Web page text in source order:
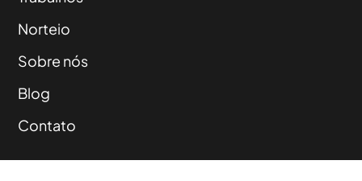
Norteio
Sobre nós
Blog
Contato